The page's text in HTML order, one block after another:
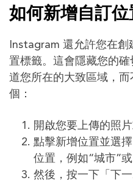
如何新增自訂位
Instagram 還允許您在
置標籤。這會隱藏您的
道您所在的大致區域，
個：
開啟您要上傳的照片
點擊新增位置並選
位置，例如“城市”或
然後，按一下「下